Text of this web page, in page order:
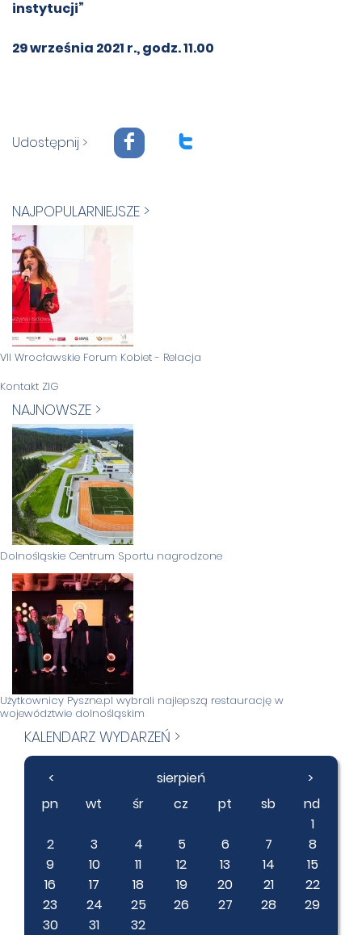
instytucji”
29 września 2021 r., godz. 11.00
Udostępnij > F T
NAJPOPULARNIEJSZE >
VII Wrocławskie Forum Kobiet - Relacja
Kontakt ZIG
NAJNOWSZE >
Dolnośląskie Centrum Sportu nagrodzone
Użytkownicy Pyszne.pl wybrali najlepszą restaurację w
województwie dolnośląskim
KALENDARZ WYDARZEŃ >
< sierpień
>
pn
wt śr cz pt sb
nd
1
2
3 4 5 6 7
8
9
10 11 12 13 14
15
16
17 18 19 20 21
22
23
24 25 26 27 28
29
30
31 32